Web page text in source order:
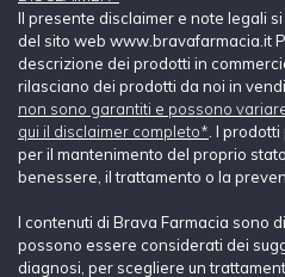
Il presente disclaimer e note legali
del sito web www.bravafarmacia.it
descrizione dei prodotti in
rilasciano dei prodotti da noi in
non sono garantiti e possono
qui il disclaimer completo* . I
per il mantenimento del proprio
benessere, il trattamento o la
I contenuti di Brava Farmacia sono
possono essere considerati dei
diagnosi, per scegliere un